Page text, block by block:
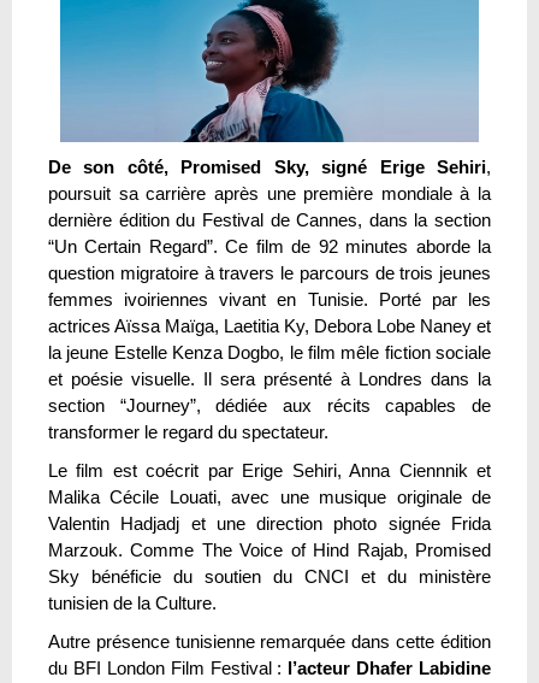
De son côté, Promised Sky, signé Erige Sehiri,
poursuit sa carrière après une première mondiale à la
dernière édition du Festival de Cannes, dans la section
“Un Certain Regard”. Ce film de 92 minutes aborde la
question migratoire à travers le parcours de trois jeunes
femmes ivoiriennes vivant en Tunisie. Porté par les
actrices Aïssa Maïga, Laetitia Ky, Debora Lobe Naney et
la jeune Estelle Kenza Dogbo, le film mêle fiction sociale
et poésie visuelle. Il sera présenté à Londres dans la
section “Journey”, dédiée aux récits capables de
transformer le regard du spectateur.
Le film est coécrit par Erige Sehiri, Anna Ciennnik et
Malika Cécile Louati, avec une musique originale de
Valentin Hadjadj et une direction photo signée Frida
Marzouk. Comme The Voice of Hind Rajab, Promised
Sky bénéficie du soutien du CNCI et du ministère
tunisien de la Culture.
Autre présence tunisienne remarquée dans cette édition
du BFI London Film Festival : l’acteur Dhafer Labidine